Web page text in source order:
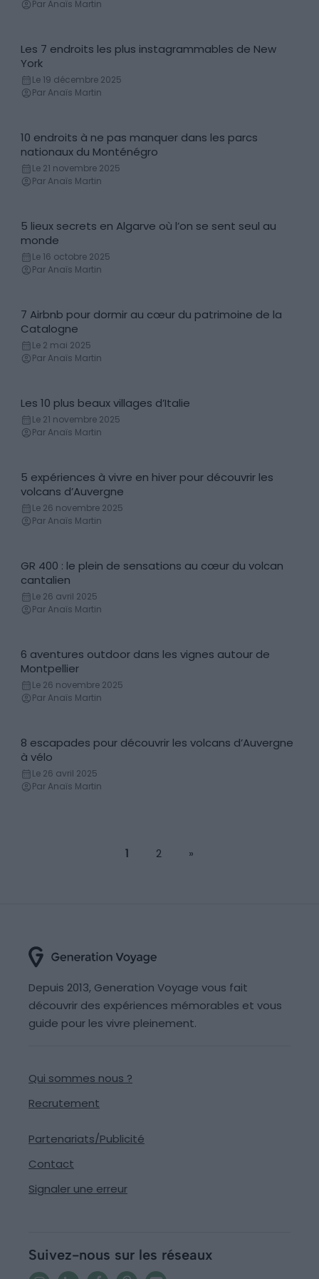
Par Anaïs Martin
Lieux
Les 7 endroits les plus instagrammables de New
York
Le 19 décembre 2025
Par Anaïs Martin
Parc (naturel, régional, national)
10 endroits à ne pas manquer dans les parcs
nationaux du Monténégro
Le 21 novembre 2025
Par Anaïs Martin
Découvertes
5 lieux secrets en Algarve où l’on se sent seul au
monde
Le 16 octobre 2025
Par Anaïs Martin
Locations de vacances
7 Airbnb pour dormir au cœur du patrimoine de la
Catalogne
Le 2 mai 2025
Par Anaïs Martin
Villes & Villages
Les 10 plus beaux villages d’Italie
Le 21 novembre 2025
Par Anaïs Martin
Découvertes
5 expériences à vivre en hiver pour découvrir les
volcans d’Auvergne
Le 26 novembre 2025
Par Anaïs Martin
Découvertes
GR 400 : le plein de sensations au cœur du volcan
cantalien
Le 26 avril 2025
Par Anaïs Martin
Sport & Divertissement
6 aventures outdoor dans les vignes autour de
Montpellier
Le 26 novembre 2025
Par Anaïs Martin
Vélo
8 escapades pour découvrir les volcans d’Auvergne
à vélo
Le 26 avril 2025
Par Anaïs Martin
1 2 »
Depuis 2013, Generation Voyage vous fait
découvrir des expériences mémorables et vous
guide pour les vivre pleinement.
Qui sommes nous ?
Recrutement
Partenariats/Publicité
Contact
Signaler une erreur
Suivez-nous sur les réseaux